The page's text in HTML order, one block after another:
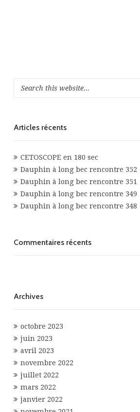
Articles récents
CETOSCOPE en 180 sec
Dauphin à long bec rencontre 352
Dauphin à long bec rencontre 351
Dauphin à long bec rencontre 349
Dauphin à long bec rencontre 348
Commentaires récents
Archives
octobre 2023
juin 2023
avril 2023
novembre 2022
juillet 2022
mars 2022
janvier 2022